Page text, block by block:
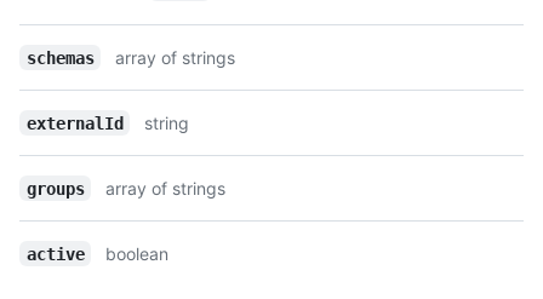
schemas array of strings
externalId string
groups array of strings
active boolean